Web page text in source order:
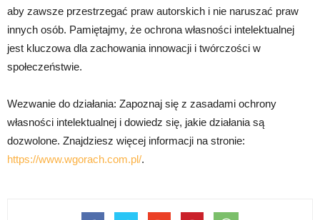
aby zawsze przestrzegać praw autorskich i nie naruszać praw
innych osób. Pamiętajmy, że ochrona własności intelektualnej
jest kluczowa dla zachowania innowacji i twórczości w
społeczeństwie.
Wezwanie do działania: Zapoznaj się z zasadami ochrony
własności intelektualnej i dowiedz się, jakie działania są
dozwolone. Znajdziesz więcej informacji na stronie:
https://www.wgorach.com.pl/.